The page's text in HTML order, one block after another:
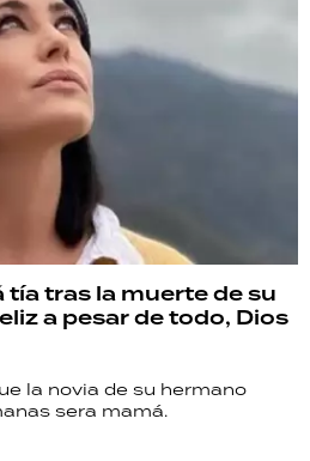
tía tras la muerte de su
a pesar de todo, Dios
la novia de su hermano
sera mamá.